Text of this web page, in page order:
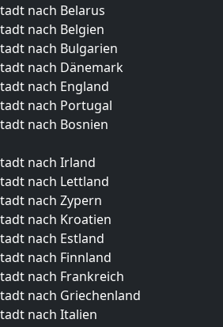
nach Belarus
nach Belgien
nach Bulgarien
nach Dänemark
nach England
nach Portugal
nach Bosnien
nach Irland
nach Lettland
nach Zypern
nach Kroatien
nach Estland
nach Finnland
nach Frankreich
nach Griechenland
nach Italien